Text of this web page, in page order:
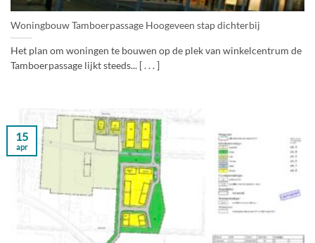
Woningbouw Tamboerpassage Hoogeveen stap dichterbij
Het plan om woningen te bouwen op de plek van winkelcentrum de
Tamboerpassage lijkt steeds... [ . . . ]
15
apr